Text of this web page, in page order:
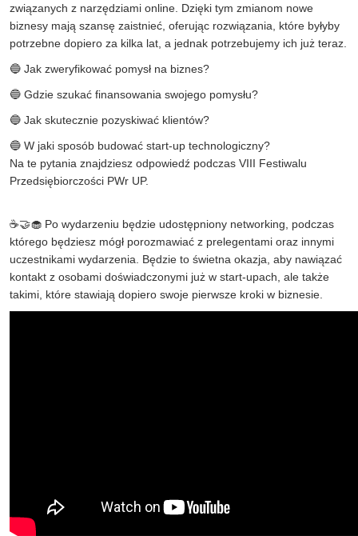
związanych z narzędziami online. Dzięki tym zmianom nowe
biznesy mają szansę zaistnieć, oferując rozwiązania, które byłyby
potrzebne dopiero za kilka lat, a jednak potrzebujemy ich już teraz.
🔵 Jak zweryfikować pomysł na biznes?
🔵 Gdzie szukać finansowania swojego pomysłu?
🔵 Jak skutecznie pozyskiwać klientów?
🔵 W jaki sposób budować start-up technologiczny?
Na te pytania znajdziesz odpowiedź podczas VIII Festiwalu
Przedsiębiorczości PWr UP.
☕🤝🧁 Po wydarzeniu będzie udostępniony networking, podczas
którego będziesz mógł porozmawiać z prelegentami oraz innymi
uczestnikami wydarzenia. Będzie to świetna okazja, aby nawiązać
kontakt z osobami doświadczonymi już w start-upach, ale także
takimi, które stawiają dopiero swoje pierwsze kroki w biznesie.